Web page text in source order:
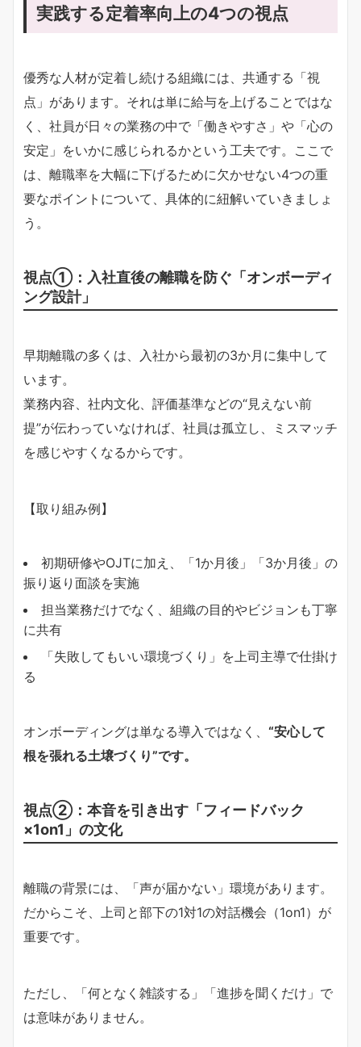
実践する定着率向上の4つの視点
優秀な人材が定着し続ける組織には、共通する「視
点」があります。それは単に給与を上げることではな
く、社員が日々の業務の中で「働きやすさ」や「心の
安定」をいかに感じられるかという工夫です。ここで
は、離職率を大幅に下げるために欠かせない4つの重
要なポイントについて、具体的に紐解いていきましょ
う。
視点①：入社直後の離職を防ぐ「オンボーディ
ング設計」
早期離職の多くは、入社から最初の3か月に集中して
います。
業務内容、社内文化、評価基準などの“見えない前
提”が伝わっていなければ、社員は孤立し、ミスマッチ
を感じやすくなるからです。
【取り組み例】
初期研修やOJTに加え、「1か月後」「3か月後」の
振り返り面談を実施
担当業務だけでなく、組織の目的やビジョンも丁寧
に共有
「失敗してもいい環境づくり」を上司主導で仕掛け
る
オンボーディングは単なる導入ではなく、 “安心して
根を張れる土壌づくり”です。
視点②：本音を引き出す「フィードバック
×1on1」の文化
離職の背景には、「声が届かない」環境があります。
だからこそ、上司と部下の1対1の対話機会（1on1）が
重要です。
ただし、「何となく雑談する」「進捗を聞くだけ」で
は意味がありません。